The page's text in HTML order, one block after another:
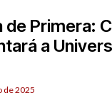
de Primera:
a
de 2025